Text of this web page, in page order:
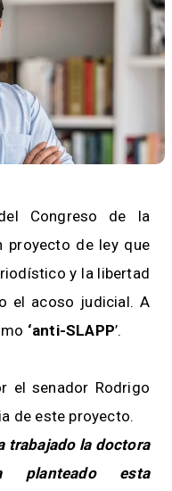
Congreso de la
proyecto de ley que
y la libertad
el acoso judicial. A
‘anti-SLAPP’.
el senador Rodrigo
de este proyecto.
trabajado la doctora
planteado esta